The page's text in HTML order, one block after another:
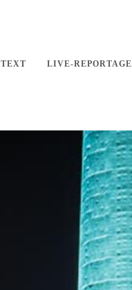
TEXT LIVE-REPORTAGE